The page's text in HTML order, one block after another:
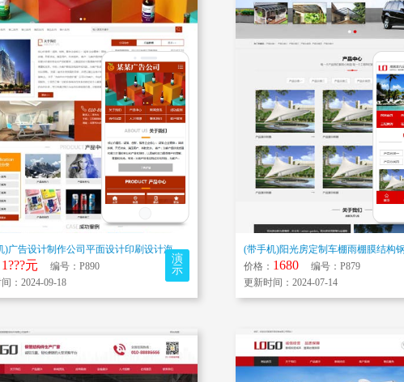
(带手机)广告设计制作公司平面设计印刷设计海报设计名片设计制作网站网站模...
1???元 编号：P890
：2024-09-18
演
示
价格： 1680 编号：P879
更新时间：2024-07-14